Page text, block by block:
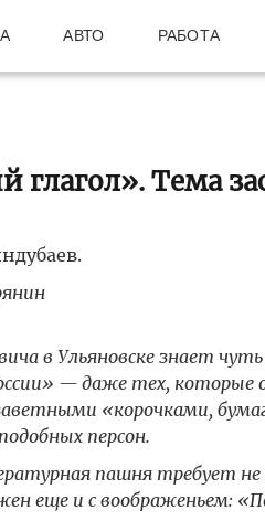
АВТО РАБОТА
глагол». Тема
в Ульяновске знает
— даже тех, которые
«корочками,
персон.
пашня требует
еще и с воображеньем: